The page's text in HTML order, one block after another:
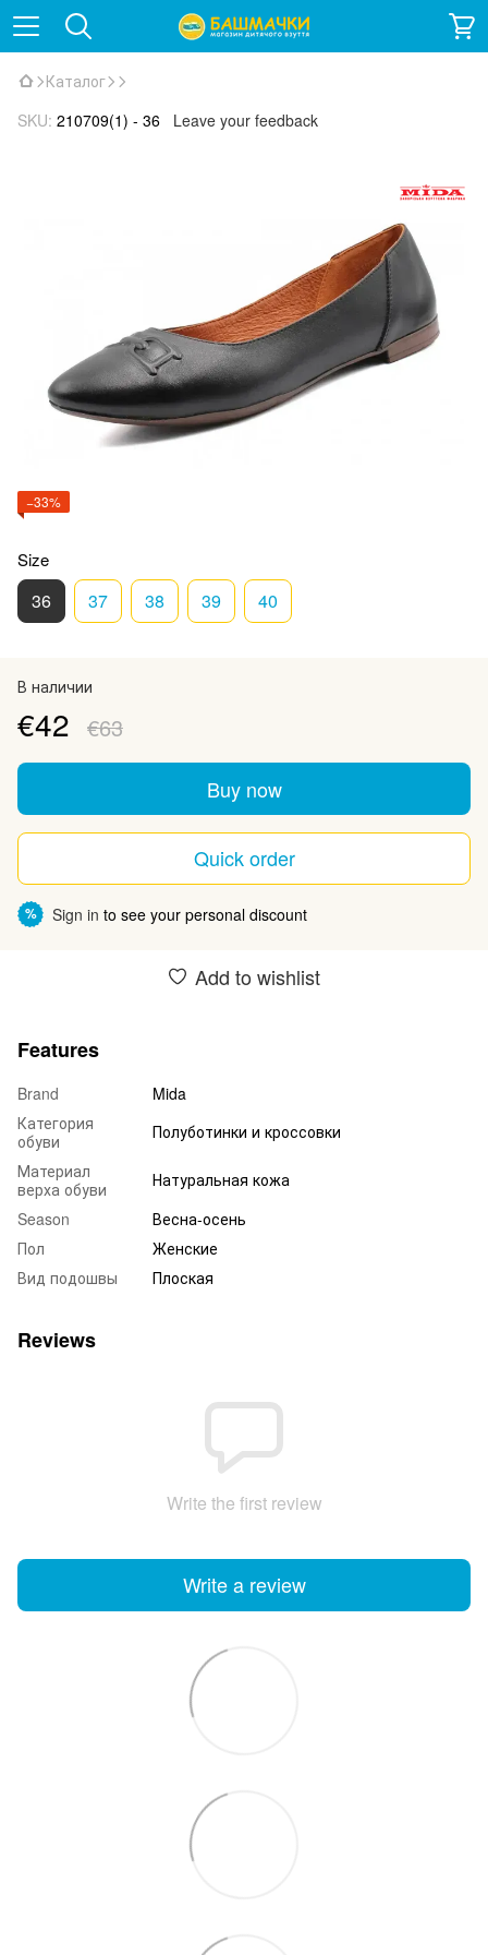
Каталог
SKU: 210709(1) - 36 Leave your feedback
−33%
Size
36 37 38 39 40
В наличии
€42 €63
Buy now
Quick order
% Sign in to see your personal discount
Add to wishlist
Features
Brand
Mida
Категория
обуви
Полуботинки и кроссовки
Материал
верха обуви
Натуральная кожа
Season
Весна-осень
Пол
Женские
Вид подошвы
Плоская
Reviews
Write the first review
Write a review